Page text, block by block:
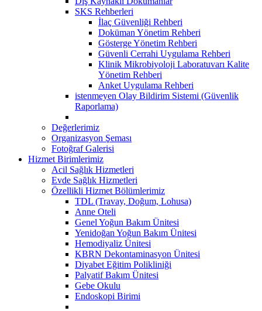
SKS Rehberleri
İlaç Güvenliği Rehberi
Doküman Yönetim Rehberi
Gösterge Yönetim Rehberi
Güvenli Cerrahi Uygulama Rehberi
Klinik Mikrobiyoloji Laboratuvarı Kalite
Yönetim Rehberi
Anket Uygulama Rehberi
istenmeyen Olay Bildirim Sistemi (Güvenlik
Raporlama)
Değerlerimiz
Organizasyon Şeması
Fotoğraf Galerisi
Hizmet Birimlerimiz
Acil Sağlık Hizmetleri
Evde Sağlık Hizmetleri
Özellikli Hizmet Bölümlerimiz
TDL (Travay, Doğum, Lohusa)
Anne Oteli
Genel Yoğun Bakım Ünitesi
Yenidoğan Yoğun Bakım Ünitesi
Hemodiyaliz Ünitesi
KBRN Dekontaminasyon Ünitesi
Diyabet Eğitim Polikliniği
Palyatif Bakım Ünitesi
Gebe Okulu
Endoskopi Birimi